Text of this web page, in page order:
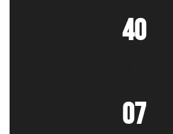
40
07